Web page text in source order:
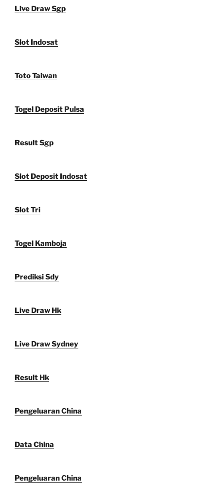
Live Draw Sgp
Slot Indosat
Toto Taiwan
Togel Deposit Pulsa
Result Sgp
Slot Deposit Indosat
Slot Tri
Togel Kamboja
Prediksi Sdy
Live Draw Hk
Live Draw Sydney
Result Hk
Pengeluaran China
Data China
Pengeluaran China